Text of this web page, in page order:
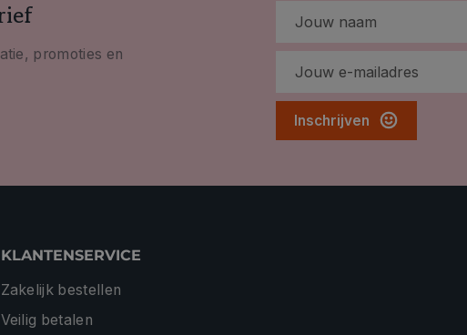
promoties en
Inschrijven
KLANTENSERVICE
Zakelijk bestellen
Veilig betalen